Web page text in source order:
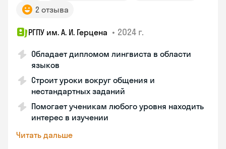
2 отзыва
РГПУ им. А. И. Герцена • 2024 г.
Обладает дипломом лингвиста в области
языков
Строит уроки вокруг общения и
нестандартных заданий
Помогает ученикам любого уровня находить
интерес в изучении
Читать дальше